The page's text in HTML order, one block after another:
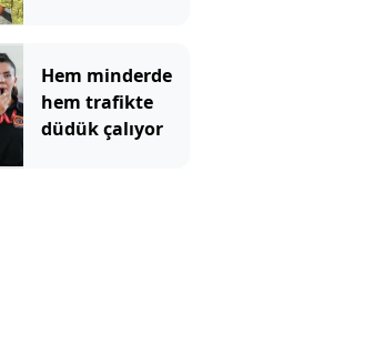
Hem minderde
hem trafikte
düdük çalıyor